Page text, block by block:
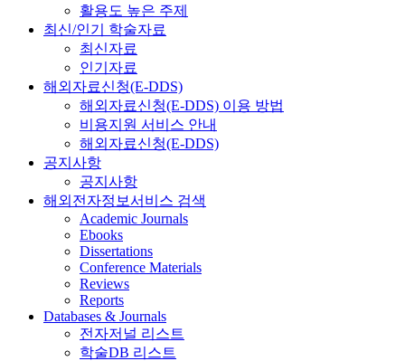
활용도 높은 주제
최신/인기 학술자료
최신자료
인기자료
해외자료신청(E-DDS)
해외자료신청(E-DDS) 이용 방법
비용지원 서비스 안내
해외자료신청(E-DDS)
공지사항
공지사항
해외전자정보서비스 검색
Academic Journals
Ebooks
Dissertations
Conference Materials
Reviews
Reports
Databases & Journals
전자저널 리스트
학술DB 리스트